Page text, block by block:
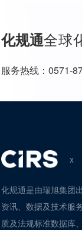
化规通全球
服务热线： 0571-
x
化规通是由瑞旭集团
资讯、数据及技术服
质及法规标准数据库